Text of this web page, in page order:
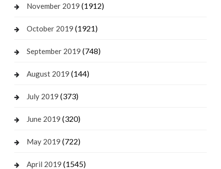
November 2019 (1912)
October 2019 (1921)
September 2019 (748)
August 2019 (144)
July 2019 (373)
June 2019 (320)
May 2019 (722)
April 2019 (1545)